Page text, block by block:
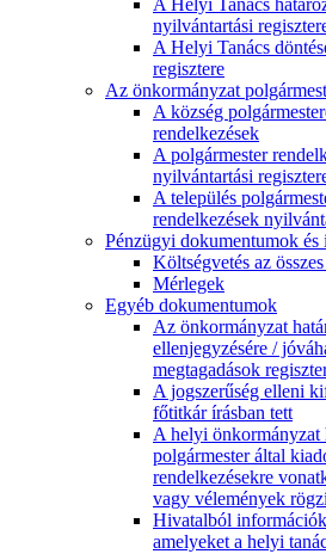
A Helyi Tanács
nyilvántartási
A Helyi Tanács
regisztere
Az önkormányzat
A község
rendelkezések
A polgármester
nyilvántartási
A település
rendelkezések
Pénzügyi dokumentumok
Költségvetés az
Mérlegek
Egyéb dokumentumok
Az önkormányzat
ellenjegyzésére /
megtagadások
A jogszerűség elleni
főtitkár írásban tett
A helyi önkormányzat
polgármester által
rendelkezésekre
vagy vélemények
Hivatalból
amelyeket a helyi